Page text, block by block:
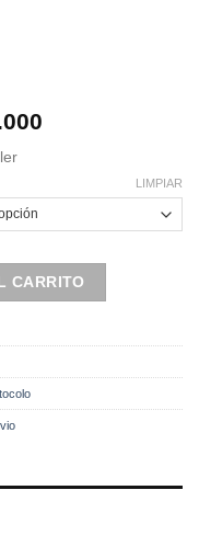
LIMPIAR
Colleras | Corte
CARRITO